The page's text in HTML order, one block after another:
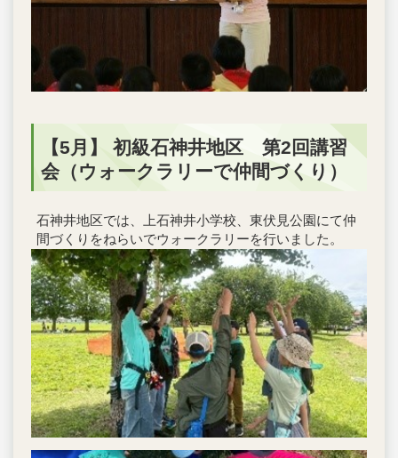
【5月】 初級石神井地区 第2回講習
会（ウォークラリーで仲間づくり）
石神井地区では、上石神井小学校、東伏見公園にて仲
間づくりをねらいでウォークラリーを行いました。